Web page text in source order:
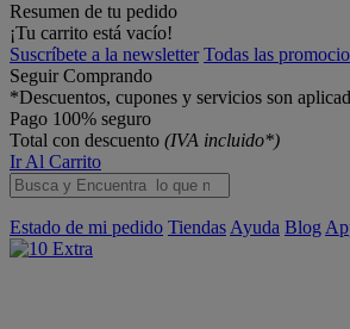
Resumen de tu pedido
¡Tu carrito está vacío!
Suscríbete a la newsletter Todas las
Seguir Comprando
*Descuentos, cupones y servicios son
Pago 100% seguro
Total con descuento (IVA incluido*)
Ir Al Carrito
Estado de mi pedido Tiendas Ayuda Blog